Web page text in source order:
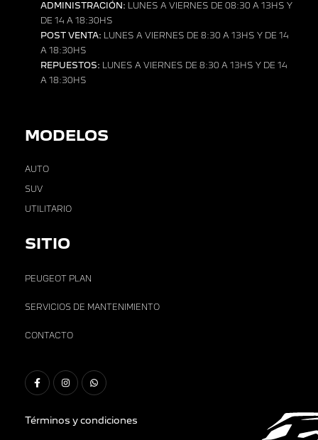
ADMINISTRACIÓN: LUNES A VIERNES DE 08:30 A 13HS Y
DE 14 A 18:30HS
POST VENTA: LUNES A VIERNES DE 8:30 A 13HS Y DE 14
A 18:30HS
REPUESTOS: LUNES A VIERNES DE 8:30 A 13HS Y DE 14
A 18:30HS
MODELOS
AUTO
SUV
UTILITARIO
SITIO
PEUGEOT PLAN
SERVICIOS DE MANTENIMIENTO
CONTACTO
Términos y condiciones